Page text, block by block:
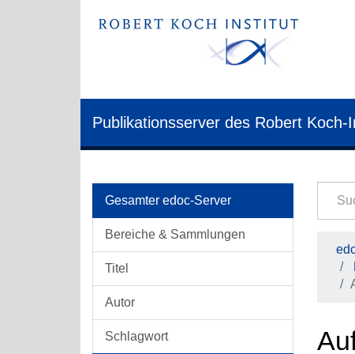
Publikationsserver des Robert Koch-
Gesamter edoc-Server
Bereiche & Sammlungen
Titel
Autor
Schlagwort